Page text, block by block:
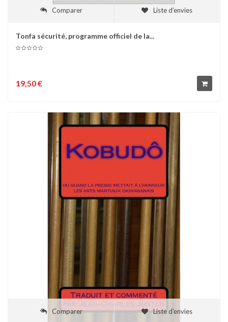
Comparer Liste d'envies
Tonfa sécurité, programme officiel de la...
19,50 €
Comparer Liste d'envies